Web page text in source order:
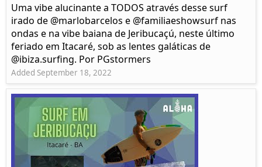
Uma vibe alucinante a TODOS através desse surf
irado de @marlobarcelos e @familiaeshowsurf nas
ondas e na vibe baiana de Jeribucaçú, neste último
feriado em Itacaré, sob as lentes galáticas de
@ibiza.surfing. Por PGstormers
Added September 18, 2022